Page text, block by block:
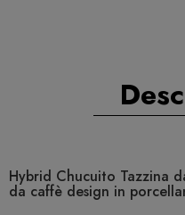
Hybrid Chucuito Tazzina
da caffè design in